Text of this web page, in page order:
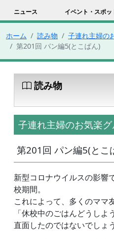
ニュース イベント・スポッ
ホーム 読み物
子連れ主婦の
第201回 パン編5(とこぱん)
読み物
子連れ主婦のお気楽
第201回 パン編5(と
新型コロナウイルスの影響
校期間。
これによって、多くのママ
「休校中のごはんどうしよ
直面したのではないでしょ